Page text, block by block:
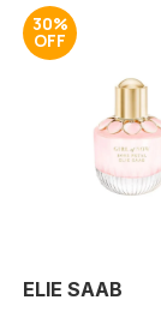
30%
ELIE SAAB